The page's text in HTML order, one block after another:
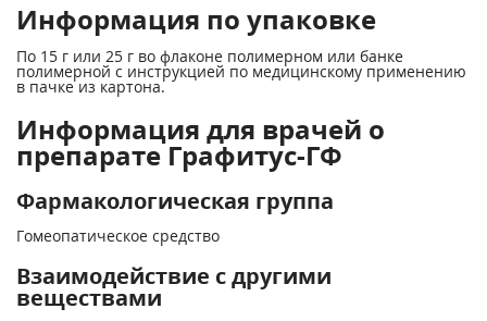
Информация по упаковке
По 15 г или 25 г во флаконе полимерном или банке
полимерной с инструкцией по медицинскому применению
в пачке из картона.
Информация для врачей о
препарате Графитус-ГФ
Фармакологическая группа
Гомеопатическое средство
Взаимодействие с другими
веществами